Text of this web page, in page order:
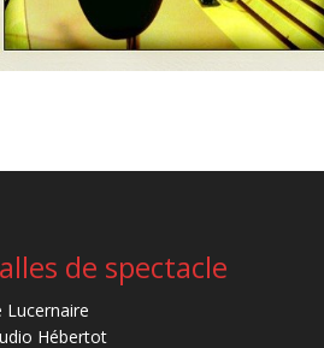
de spectacle
Lucernaire
Hébertot